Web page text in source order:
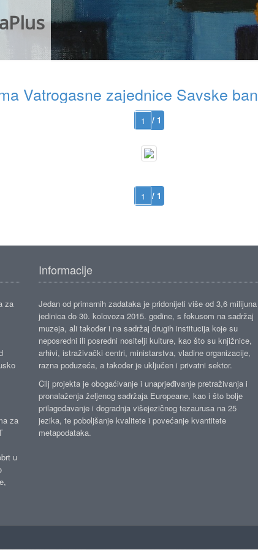
Vatrogasne zajednice Savske
/ 1
/ 1
za
za
u
Informacije
Jedan od primarnih zadataka je pridonijeti više od 3,6 milijuna
jedinica do 30. kolovoza 2015. godine, s fokusom na sadržaj
muzeja, ali također i na sadržaj drugih institucija koje su
neposredni ili posredni nositelji kulture, kao što su knjižnice,
arhivi, istraživački centri, ministarstva, vladine organizacije,
razna poduzeća, a također je uključen i privatni sektor.
Cilj projekta je obogaćivanje i unaprjeđivanje pretraživanja i
pronalaženja željenog sadržaja Europeane, kao i što bolje
prilagođavanje i dogradnja višejezičnog tezaurusa na 25
jezika, te poboljšanje kvalitete i povećanje kvantitete
metapodataka.